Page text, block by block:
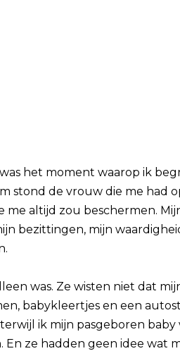
het moment waarop ik
stond de vrouw die me had
altijd zou beschermen.
bezittingen, mijn
was. Ze wisten niet dat
babykleertjes en een
ik mijn pasgeboren baby
ze hadden geen idee wat